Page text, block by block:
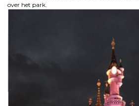
over het park.